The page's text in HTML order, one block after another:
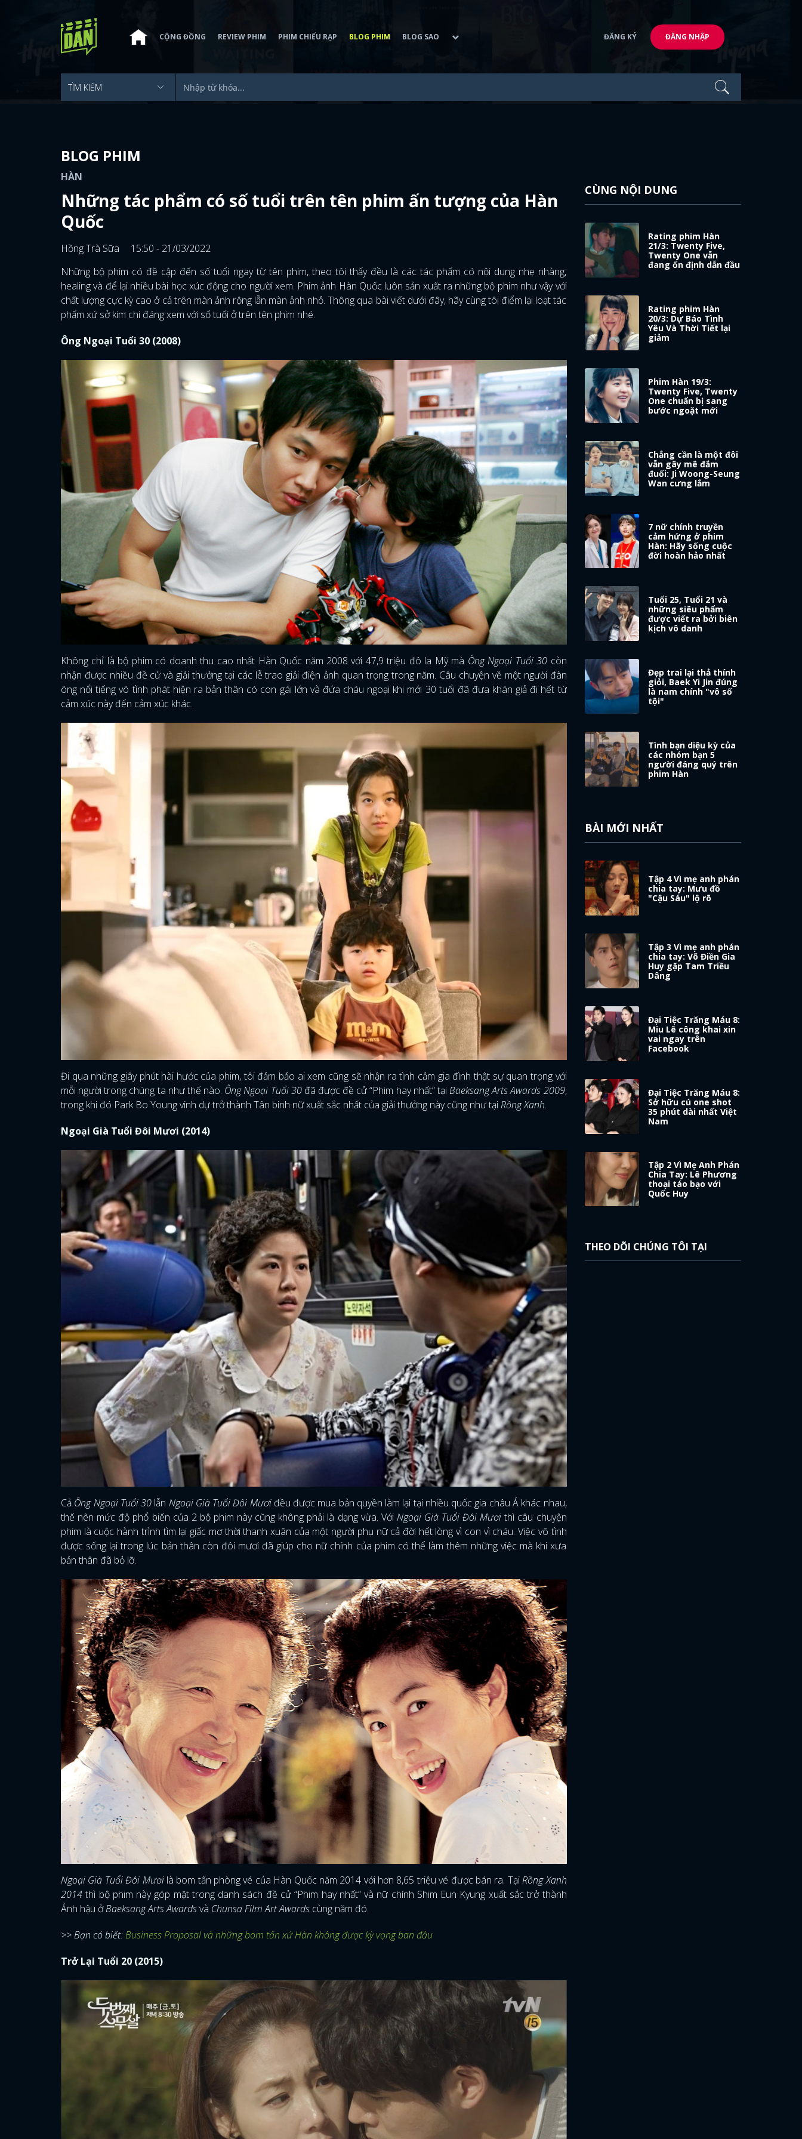
ĐĂNG NHẬP
FACEBOOK GOOGLE
CỘNG ĐỒNG REVIEW PHIM PHIM CHIẾU RẠP BLOG PHIM BLOG SAO ĐĂNG KÝ ĐĂNG NHẬP
BLOG PHIM
HÀN
Những tác phẩm có số tuổi trên tên phim ấn tượng của Hàn
Quốc
Hồng Trà Sữa
15:50 - 21/03/2022
Những bộ phim có đề cập đến số tuổi ngay từ tên phim, theo tôi thấy đều là các tác phẩm có nội dung nhẹ nhàng,
healing và để lại nhiều bài học xúc động cho người xem. Phim ảnh Hàn Quốc luôn sản xuất ra những bộ phim như vậy với
chất lượng cực kỳ cao ở cả trên màn ảnh rộng lẫn màn ảnh nhỏ. Thông qua bài viết dưới đây, hãy cùng tôi điểm lại loạt tác
phẩm xứ sở kim chi đáng xem với số tuổi ở trên tên phim nhé.
Ông Ngoại Tuổi 30 (2008)
Không chỉ là bộ phim có doanh thu cao nhất Hàn Quốc năm 2008 với 47,9 triệu đô la Mỹ mà Ông Ngoại Tuổi 30 còn
nhận được nhiều đề cử và giải thưởng tại các lễ trao giải điện ảnh quan trọng trong năm. Câu chuyện về một người đàn
ông nổi tiếng vô tình phát hiện ra bản thân có con gái lớn và đứa cháu ngoại khi mới 30 tuổi đã đưa khán giả đi hết từ
cảm xúc này đến cảm xúc khác.
Đi qua những giây phút hài hước của phim, tôi đảm bảo ai xem cũng sẽ nhận ra tình cảm gia đình thật sự quan trọng với
mỗi người trong chúng ta như thế nào. Ông Ngoại Tuổi 30đã được đề cử “Phim hay nhất” tạiBaeksang Arts Awards 2009,
trong khi đó Park Bo Young vinh dự trở thành Tân binh nữ xuất sắc nhất của giải thưởng này cũng như tạiRồng Xanh.
Ngoại Già Tuổi Đôi Mươi (2014)
Cả Ông Ngoại Tuổi 30 lẫn Ngoại Già Tuổi Đôi Mươiđều được mua bản quyền làm lại tại nhiều quốc gia châu Á khác nhau,
thế nên mức độ phổ biến của 2 bộ phim này cũng không phải là dạng vừa. Với Ngoại Già Tuổi Đôi Mươi thì câu chuyện
phim là cuộc hành trình tìm lại giấc mơ thời thanh xuân của một người phụ nữ cả đời hết lòng vì con vì cháu. Việc vô tình
được sống lại trong lúc bản thân còn đôi mươi đã giúp cho nữ chính của phim có thể làm thêm những việc mà khi xưa
bản thân đã bỏ lỡ.
Ngoại Già Tuổi Đôi Mươilà bom tấn phòng vé của Hàn Quốc năm 2014 với hơn 8,65 triệu vé được bán ra. TạiRồng Xanh
2014thì bộ phim này góp mặt trong danh sách đề cử “Phim hay nhất” và nữ chính Shim Eun Kyung xuất sắc trở thành
Ảnh hậu ởBaeksang Arts Awardsvà Chunsa Film Art Awards cùng năm đó.
>> Bạn có biết:Business Proposal và những bom tấn xứ Hàn không được kỳ vọng ban đầu
Trở Lại Tuổi 20 (2015)
CÙNG NỘI DUNG
Rating phim Hàn
21/3: Twenty Five,
Twenty One vẫn
đang ổn định dẫn đầu
Rating phim Hàn
20/3: Dự Báo Tình
Yêu Và Thời Tiết lại
giảm
Phim Hàn 19/3:
Twenty Five, Twenty
One chuẩn bị sang
bước ngoặt mới
Chẳng cần là một đôi
vẫn gây mê đắm
đuối: Ji Woong-Seung
Wan cưng lắm
7 nữ chính truyền
cảm hứng ở phim
Hàn: Hãy sống cuộc
đời hoàn hảo nhất
Tuổi 25, Tuổi 21 và
những siêu phẩm
được viết ra bởi biên
kịch vô danh
Đẹp trai lại thả thính
giỏi, Baek Yi Jin đúng
là nam chính "vô số
tội"
Tình bạn diệu kỳ của
các nhóm bạn 5
người đáng quý trên
phim Hàn
BÀI MỚI NHẤT
Tập 4 Vì mẹ anh phán
chia tay: Mưu đồ
"Cậu Sáu" lộ rõ
Tập 3 Vì mẹ anh phán
chia tay: Võ Điền Gia
Huy gặp Tam Triều
Dâng
Đại Tiệc Trăng Máu 8:
Miu Lê công khai xin
vai ngay trên
Facebook
Đại Tiệc Trăng Máu 8:
Sở hữu cú one shot
35 phút dài nhất Việt
Nam
Tập 2 Vì Mẹ Anh Phán
Chia Tay: Lê Phương
thoại táo bạo với
Quốc Huy
THEO DÕI CHÚNG TÔI TẠI